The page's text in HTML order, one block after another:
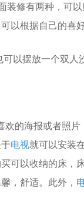
修有两种，可以
以根据自己的喜
摆放一个双人
的海报或者照片
电视就可以安装
可以收纳的床，
，舒适。此外，